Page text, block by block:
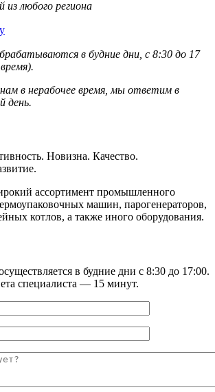
из любого региона
в будние дни, с 8:30 до 17
в нерабочее время, мы ответим в
день.
Новизна. Качество.
ассортимент промышленного
машин, парогенераторов,
котлов, а также иного оборудования.
в будние дни с 8:30 до 17:00.
специалиста — 15 минут.